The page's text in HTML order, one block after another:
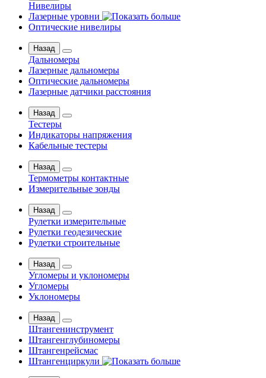
Нивелиры
Лазерные уровни
Оптические нивелиры
Назад
Дальномеры
Лазерные дальномеры
Оптические дальномеры
Лазерные датчики расстояния
Назад
Тестеры
Индикаторы напряжения
Кабельные тестеры
Назад
Термометры контактные
Измерительные зонды
Назад
Рулетки измерительные
Рулетки геодезические
Рулетки строительные
Назад
Угломеры и уклономеры
Угломеры
Уклономеры
Назад
Штангенинструмент
Штангенглубиномеры
Штангенрейсмас
Штангенциркули